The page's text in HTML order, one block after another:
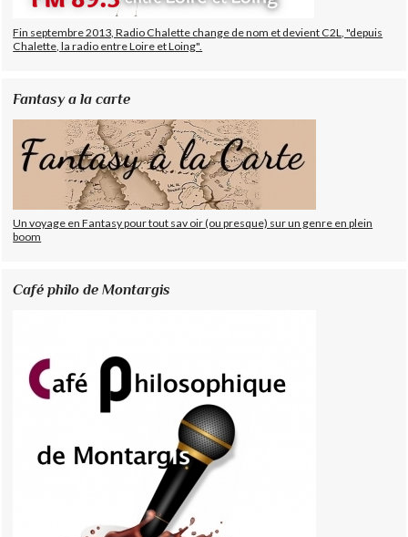
Fin septembre 2013, Radio Chalette change de nom et devient C2L, "depuis
Chalette, la radio entre Loire et Loing".
Fantasy a la carte
Un voyage en Fantasy pour tout sav oir (ou presque) sur un genre en plein
boom
Café philo de Montargis